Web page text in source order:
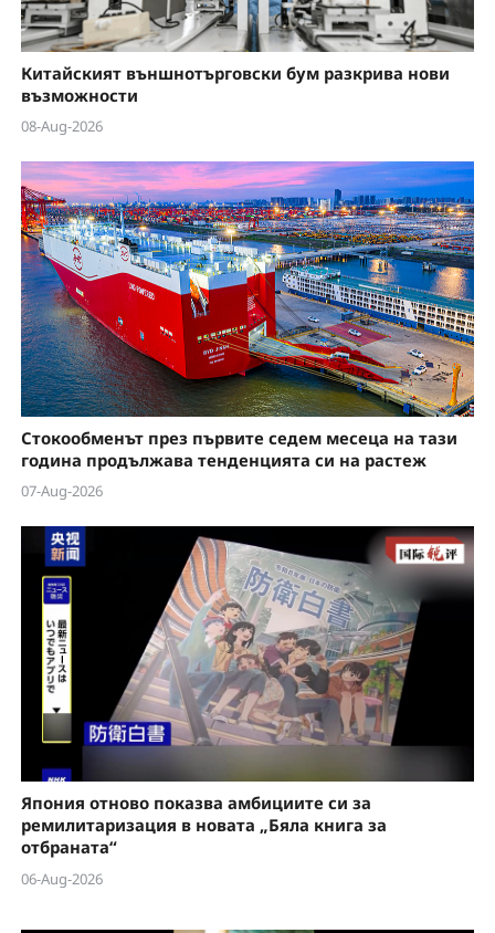
Китайският външнотърговски бум разкрива нови
възможности
08-Aug-2026
Стокообменът през първите седем месеца на тази
година продължава тенденцията си на растеж
07-Aug-2026
Япония отново показва амбициите си за
ремилитаризация в новата „Бяла книга за
отбраната“
06-Aug-2026